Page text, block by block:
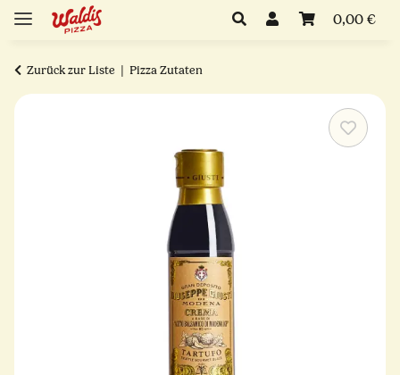
0,00 €
Zurück zur Liste Pizza Zutaten